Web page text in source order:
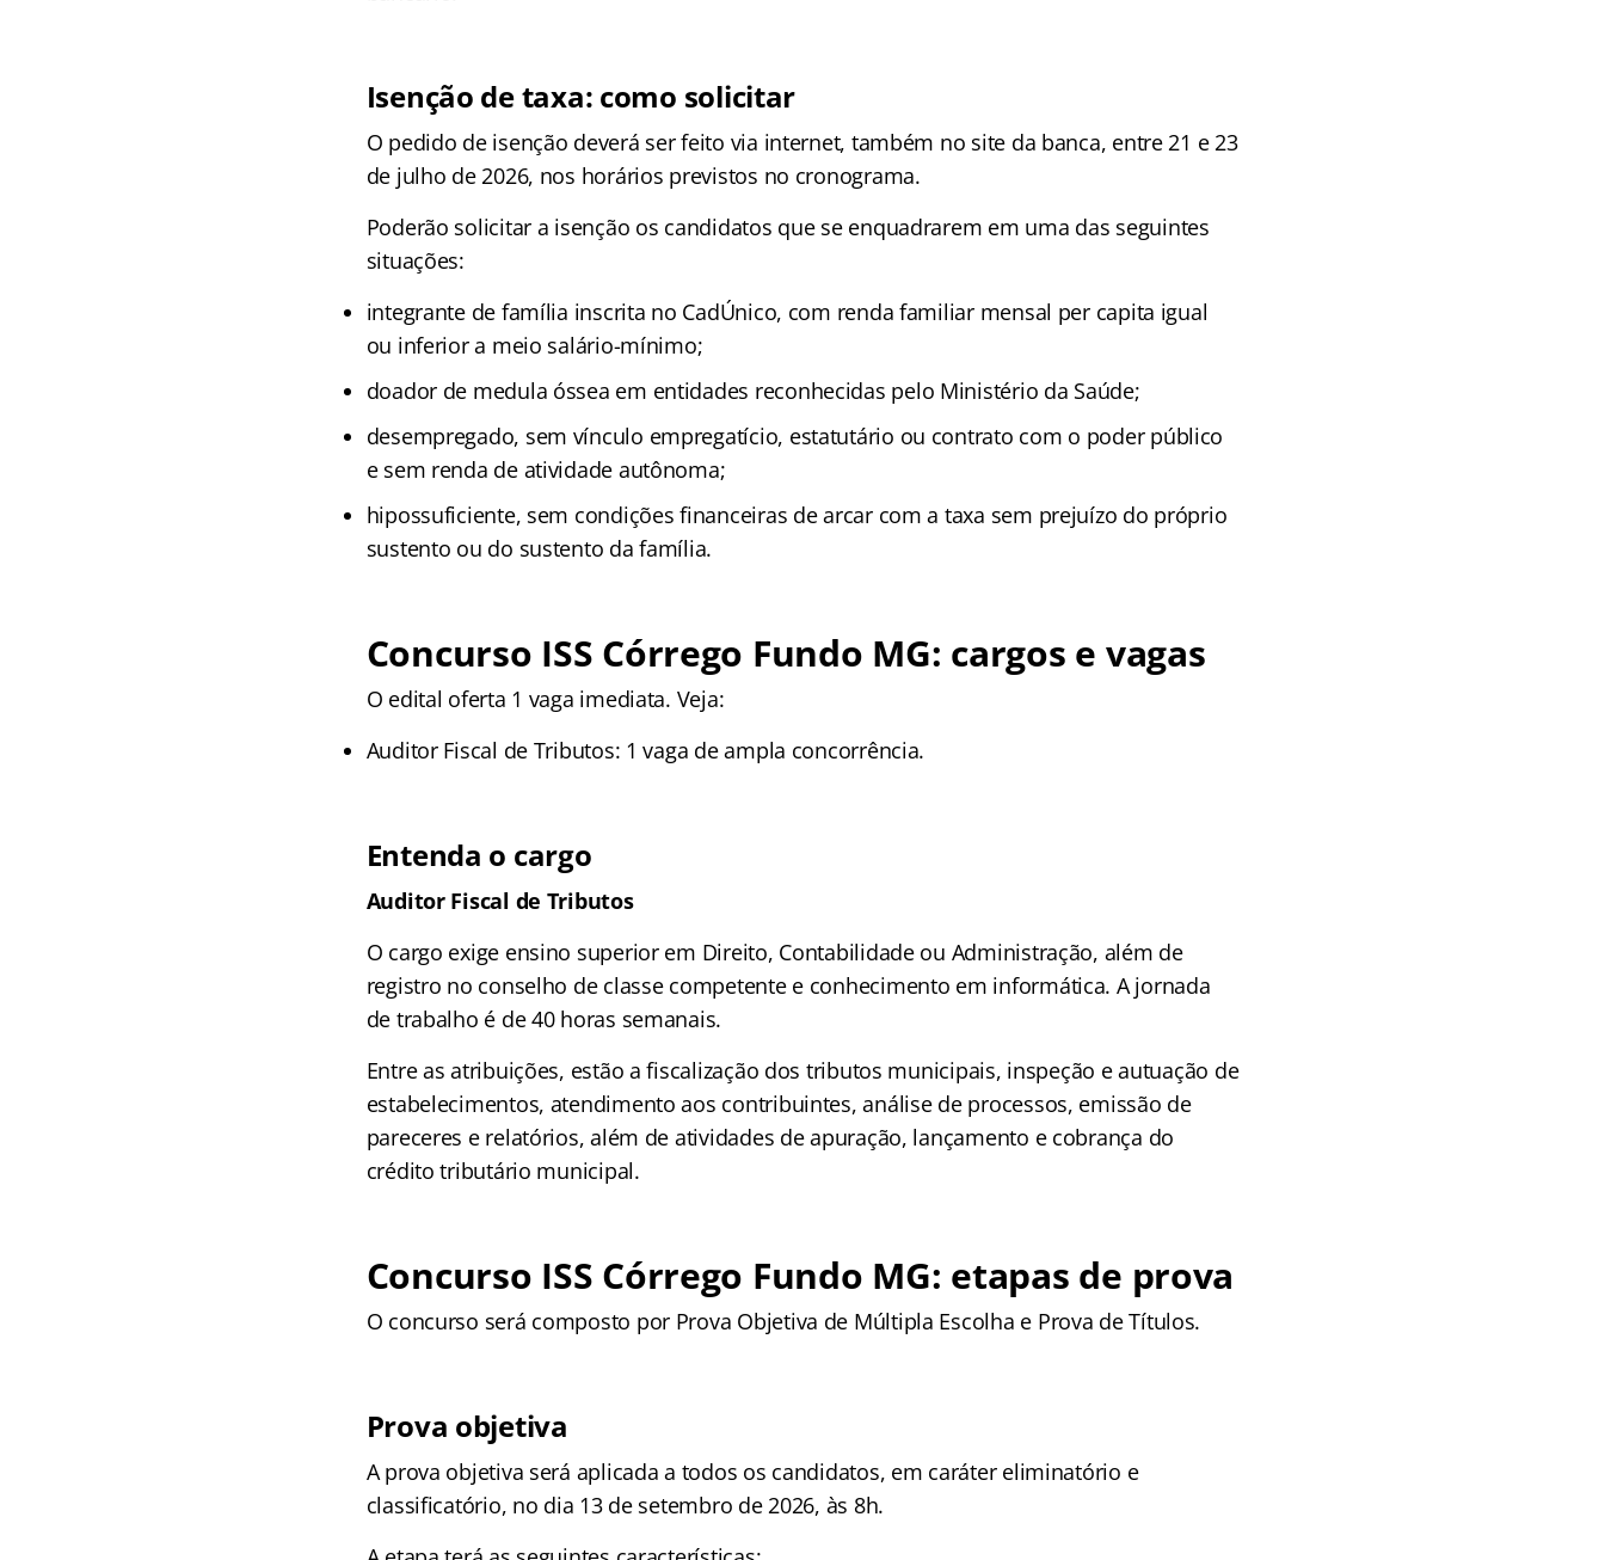
Isenção de taxa: como solicitar
O pedido de isenção deverá ser feito via internet, também no site da banca, entre 21 e 23
de julho de 2026, nos horários previstos no cronograma.
Poderão solicitar a isenção os candidatos que se enquadrarem em uma das seguintes
situações:
integrante de família inscrita no CadÚnico, com renda familiar mensal per capita igual
ou inferior a meio salário-mínimo;
doador de medula óssea em entidades reconhecidas pelo Ministério da Saúde;
desempregado, sem vínculo empregatício, estatutário ou contrato com o poder público
e sem renda de atividade autônoma;
hipossuficiente, sem condições financeiras de arcar com a taxa sem prejuízo do próprio
sustento ou do sustento da família.
Concurso ISS Córrego Fundo MG: cargos e vagas
O edital oferta 1 vaga imediata. Veja:
Auditor Fiscal de Tributos: 1 vaga de ampla concorrência.
Entenda o cargo
Auditor Fiscal de Tributos
O cargo exige ensino superior em Direito, Contabilidade ou Administração, além de
registro no conselho de classe competente e conhecimento em informática. A jornada
de trabalho é de 40 horas semanais.
Entre as atribuições, estão a fiscalização dos tributos municipais, inspeção e autuação de
estabelecimentos, atendimento aos contribuintes, análise de processos, emissão de
pareceres e relatórios, além de atividades de apuração, lançamento e cobrança do
crédito tributário municipal.
Concurso ISS Córrego Fundo MG: etapas de prova
O concurso será composto por Prova Objetiva de Múltipla Escolha e Prova de Títulos.
Prova objetiva
A prova objetiva será aplicada a todos os candidatos, em caráter eliminatório e
classificatório, no dia 13 de setembro de 2026, às 8h.